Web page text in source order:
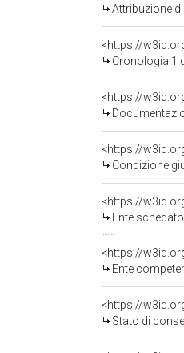
Attribuzione
<https://
Cronologia 1
Condizione
<https://
Ente
<https://
Ente competente per
<https://
Stato di